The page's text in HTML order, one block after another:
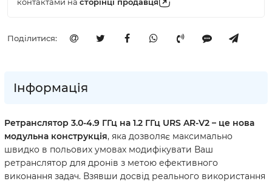
Поділитися:
Інформація
Ретранслятор 3.0-4.9 ГГц на 1.2 ГГц URS AR-V2 – це нова
модульна конструкція, яка дозволяє максимально
швидко в польових умовах модифікувати Ваш
ретранслятор для дронів з метою ефективного
виконання задач. Взявши досвід реального використання